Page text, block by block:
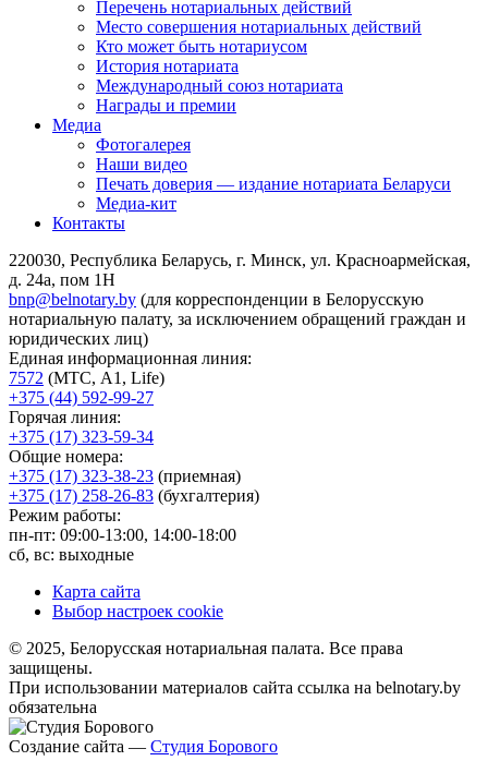
Перечень нотариальных действий
Место совершения нотариальных действий
Кто может быть нотариусом
История нотариата
Международный союз нотариата
Награды и премии
Медиа
Фотогалерея
Наши видео
Печать доверия — издание нотариата Беларуси
Медиа-кит
Контакты
220030, Республика Беларусь, г. Минск, ул. Красноармейская,
д. 24а, пом 1Н
bnp@belnotary.by (для корреспонденции в Белорусскую
нотариальную палату, за исключением обращений граждан и
юридических лиц)
Единая информационная линия:
7572 (МТС, A1, Life)
+375 (44) 592-99-27
Горячая линия:
+375 (17) 323-59-34
Общие номера:
+375 (17) 323-38-23 (приемная)
+375 (17) 258-26-83 (бухгалтерия)
Режим работы:
пн-пт: 09:00-13:00, 14:00-18:00
сб, вс: выходные
Карта сайта
Выбор настроек cookie
© 2025, Белорусская нотариальная палата. Все права
защищены.
При использовании материалов сайта ссылка на belnotary.by
обязательна
Создание сайта — Студия Борового